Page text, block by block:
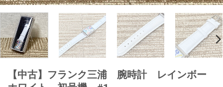
【中古】フランク三浦 腕時計 レインボー